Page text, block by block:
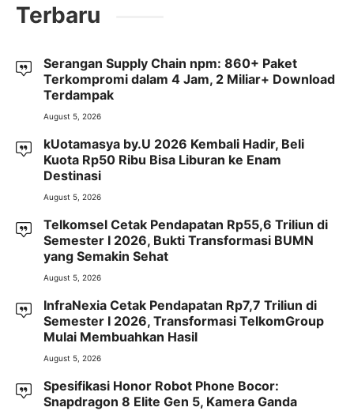
Terbaru
Serangan Supply Chain npm: 860+ Paket
Terkompromi dalam 4 Jam, 2 Miliar+ Download
Terdampak
August 5, 2026
kUotamasya by.U 2026 Kembali Hadir, Beli
Kuota Rp50 Ribu Bisa Liburan ke Enam
Destinasi
August 5, 2026
Telkomsel Cetak Pendapatan Rp55,6 Triliun di
Semester I 2026, Bukti Transformasi BUMN
yang Semakin Sehat
August 5, 2026
InfraNexia Cetak Pendapatan Rp7,7 Triliun di
Semester I 2026, Transformasi TelkomGroup
Mulai Membuahkan Hasil
August 5, 2026
Spesifikasi Honor Robot Phone Bocor:
Snapdragon 8 Elite Gen 5, Kamera Ganda